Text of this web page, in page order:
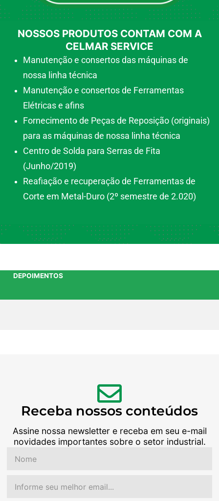
NOSSOS PRODUTOS CONTAM COM A
CELMAR SERVICE
Manutenção e consertos das máquinas de
nossa linha técnica
Manutenção e consertos de Ferramentas
Elétricas e afins
Fornecimento de Peças de Reposição (originais)
para as máquinas de nossa linha técnica
Centro de Solda para Serras de Fita
(Junho/2019)
Reafiação e recuperação de Ferramentas de
Corte em Metal-Duro (2º semestre de 2.020)
DEPOIMENTOS
Receba nossos conteúdos
Assine nossa newsletter e receba em seu e-mail
novidades importantes sobre o setor industrial.